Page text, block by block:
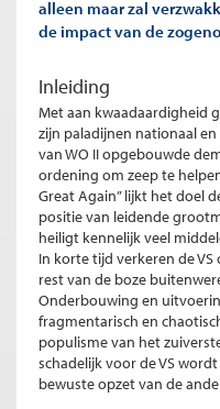
alleen maar zal
de impact van de
Inleiding
Met aan kwaadaardigheid
zijn paladijnen nationaal
van WO II opgebouwde
ordening om zeep te
Great Again” lijkt het doel
positie van leidende
heiligt kennelijk veel
In korte tijd verkeren de
rest van de boze
Onderbouwing en
fragmentarisch en
populisme van het
schadelijk voor de VS
bewuste opzet van de